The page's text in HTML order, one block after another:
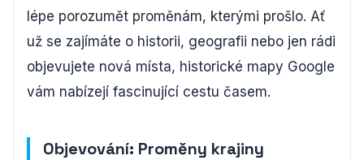
lépe porozumět proměnám, kterými prošlo. Ať
už se zajímáte o historii, geografii nebo jen rádi
objevujete nová místa, historické mapy Google
vám nabízejí fascinující cestu časem.
Objevování: Proměny krajiny